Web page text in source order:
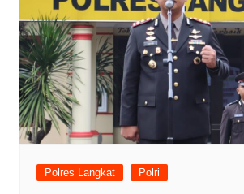
Polres Langkat Polri